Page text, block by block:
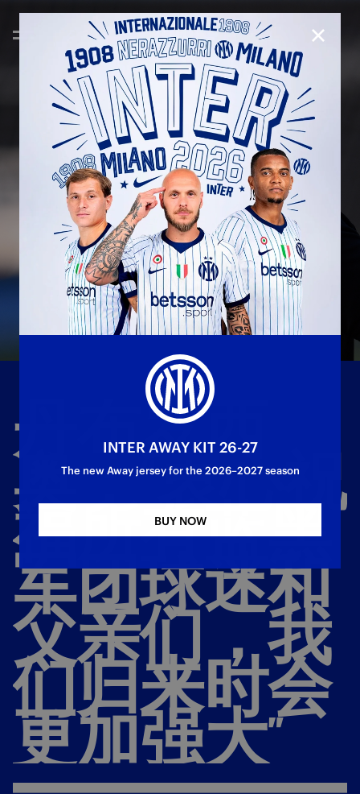
丹布罗西
奥：“衷心祝
福所有蓝黑
军团球迷和
父亲们，我
们归来时会
更加强大”
CLOSE
INTER AWAY KIT 26-27
The new Away jersey for the 2026–2027 season
BUY NOW